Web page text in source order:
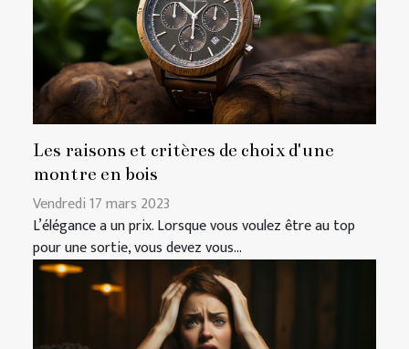
Les raisons et critères de choix d'une
montre en bois
Vendredi 17 mars 2023
L’élégance a un prix. Lorsque vous voulez être au top
pour une sortie, vous devez vous...